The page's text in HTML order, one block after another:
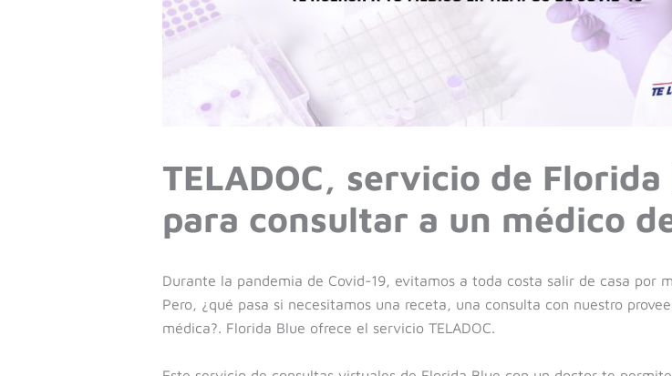
TELADOC, servicio de Florida
para consultar a un médico
Durante la pandemia de Covid-19, evitamos a toda costa salir de casa por
Pero, ¿qué pasa si necesitamos una receta, una consulta con nuestro
médica?. Florida Blue ofrece el servicio TELADOC.